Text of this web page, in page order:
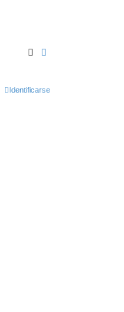
Buscar
Identificarse